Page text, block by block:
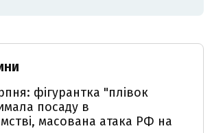
фігурантка "плівок
посаду в
масована атака РФ на